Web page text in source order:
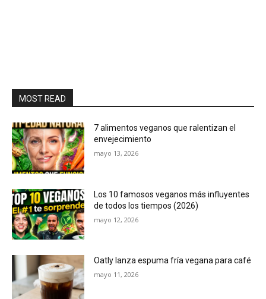
MOST READ
7 alimentos veganos que ralentizan el
envejecimiento
mayo 13, 2026
Los 10 famosos veganos más influyentes
de todos los tiempos (2026)
mayo 12, 2026
Oatly lanza espuma fría vegana para café
mayo 11, 2026